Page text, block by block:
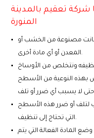
شركة تعقيم بالمدينة
المنورة
مصنوعة من الخشب أو
المعدن أو أي مادة أخرى.
ونتخلص من الأوساخ
بهذه النوعية من الأسطح
لتلف أو ضرر هذه الأسطح
التي تحتاج إلى تنظيف.
الفعالة التي يتم